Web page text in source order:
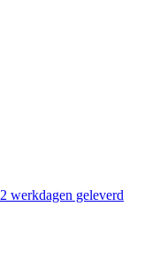
werkdagen geleverd